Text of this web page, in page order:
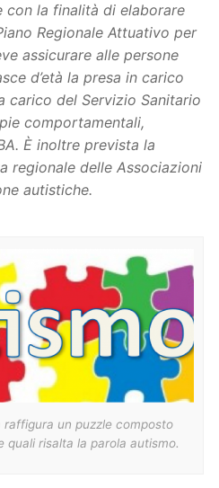
la finalità di elaborare
Regionale Attuativo per
assicurare alle persone
d’età la presa in carico
carico del Servizio Sanitario
comportamentali,
È inoltre prevista la
regionale delle Associazioni
autistiche.
raffigura un puzzle composto
quali risalta la parola autismo.